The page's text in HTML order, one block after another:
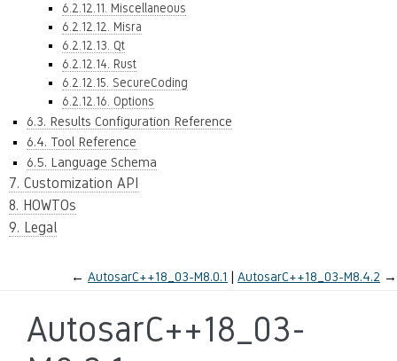
6.2.12.11. Miscellaneous
6.2.12.12. Misra
6.2.12.13. Qt
6.2.12.14. Rust
6.2.12.15. SecureCoding
6.2.12.16. Options
6.3. Results Configuration Reference
6.4. Tool Reference
6.5. Language Schema
7. Customization API
8. HOWTOs
9. Legal
← AutosarC++18_03-M8.0.1 AutosarC++18_03-M8.4.2 →
AutosarC++18_03-